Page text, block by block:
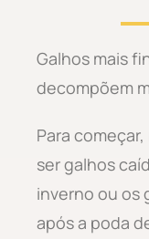
Galhos mais
decompõem
Para
ser galhos
inverno ou os
após a poda